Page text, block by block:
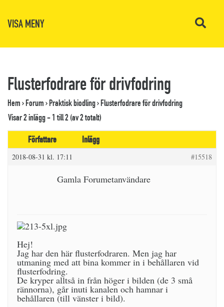
VISA MENY
Flusterfodrare för drivfodring
Hem›Forum›Praktisk biodling›Flusterfodrare för drivfodring
Visar 2 inlägg - 1 till 2 (av 2 totalt)
Författare
Inlägg
2018-08-31 kl. 17:11 #15518
Gamla Forumetanvändare
Hej!
Jag har den här flusterfodraren. Men jag har
utmaning med att bina kommer in i behållaren vid
flusterfodring.
De kryper alltså in från höger i bilden (de 3 små
rännorna), går inuti kanalen och hamnar i
behållaren (till vänster i bild).